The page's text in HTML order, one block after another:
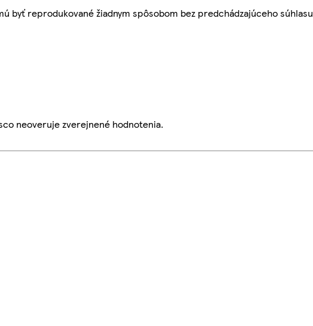
byť reprodukované žiadnym spôsobom bez predchádzajúceho súhlasu
neoveruje zverejnené hodnotenia.